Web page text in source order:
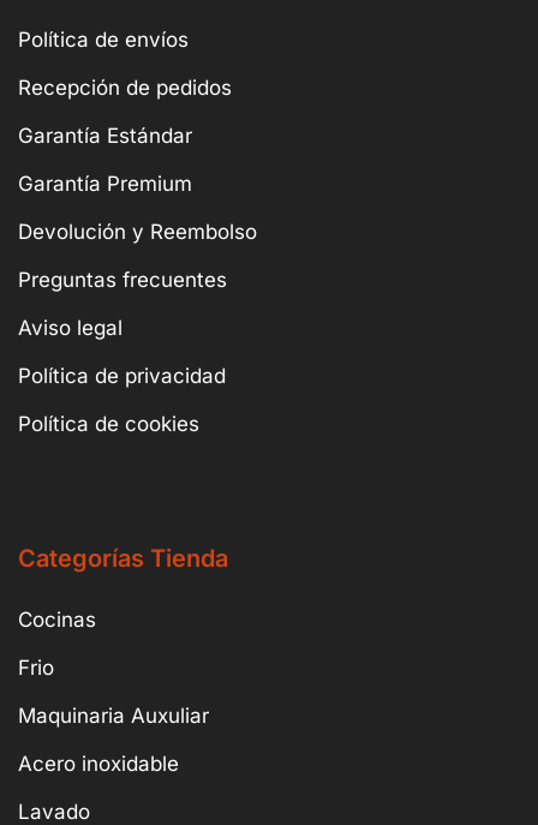
Política de envíos
Recepción de pedidos
Garantía Estándar
Garantía Premium
Devolución y Reembolso
Preguntas frecuentes
Aviso legal
Política de privacidad
Política de cookies
Categorías Tienda
Cocinas
Frio
Maquinaria Auxuliar
Acero inoxidable
Lavado